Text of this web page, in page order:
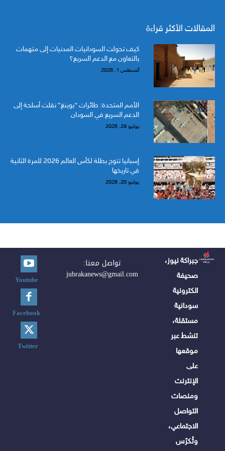
المقالات الأكثر قراءة
كيف تحولت السودانيات المدنيات إلى متهمات
بالتعاون مع الدعم السريع؟
أغسطس 1, 2026
الأمم المتحدة: طائرات “بوينغ” نقلت أسلحة إلى
الدعم السريع في السودان
يوليو 29, 2026
إسبانيا تتوج بطلة لكأس العالم 2026 للمرة الثانية
في تاريخها
يوليو 20, 2026
جبراكة نيوز،
صحيفة
الكترونية
سودانية
مستقلة،
تنشط عبر
موقعها
على
الإنترنت
ومنصات
التواصل
الاجتماعي،
وتُكرّس
تواصل معنا:
jubrakanews@gmail.com
Youtube
Facebook
Twitter